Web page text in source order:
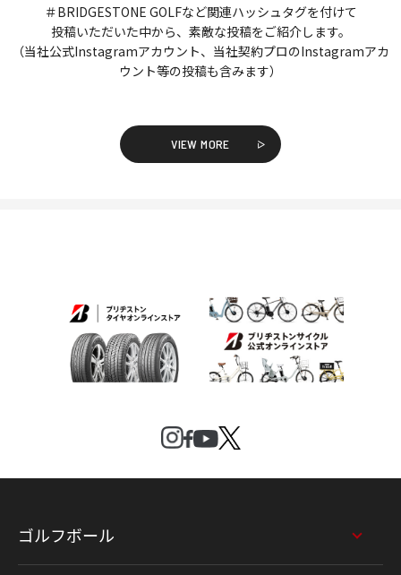
＃BRIDGESTONE GOLFなど関連ハッシュタグを付けて
投稿いただいた中から、素敵な投稿をご紹介します。
（当社公式Instagramアカウント、当社契約プロのInstagramアカ
ウント等の投稿も含みます）
VIEW MORE
ゴルフボール